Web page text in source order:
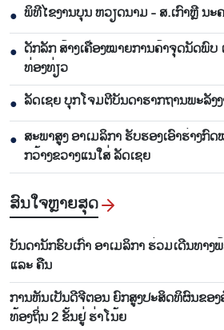
● ພິທີໄຂງານບຸນ ຫວຽດນາມ - ສ.ເກົາຫຼີ ນະ
● ດັກລັກ ສ້າງເຄື່ອງໝາຍການຄ້າຈຸດນັດພົ
ທ່ອງທ່ຽວ
● ລັດເຊຍ ບຸກໂຈມຕີບັນດາຮາກຖານພະລັງ
● ສະພາສູງ ອາເມລິກາ ຮັບຮອງເອົາຮ່າງກົ
ກວ້າງຂວາງແນໃສ່ ລັດເຊຍ
ສົນ​ໃຈ​ຫຼາຍ​ສຸດ
ບັນດານັກຮົບເກົ່າ ອາເມລິກາ ຮ່ວມເດີນທາ
ແລະ ຄືນ
ການຫັນເປັນດີຈີຕອນ ຍົກສູງປະສິດທິຜົນຂອ
ທ້ອງຖິ່ນ 2 ຂັ້ນຢູ່ ຮ່າໂນ້ຍ